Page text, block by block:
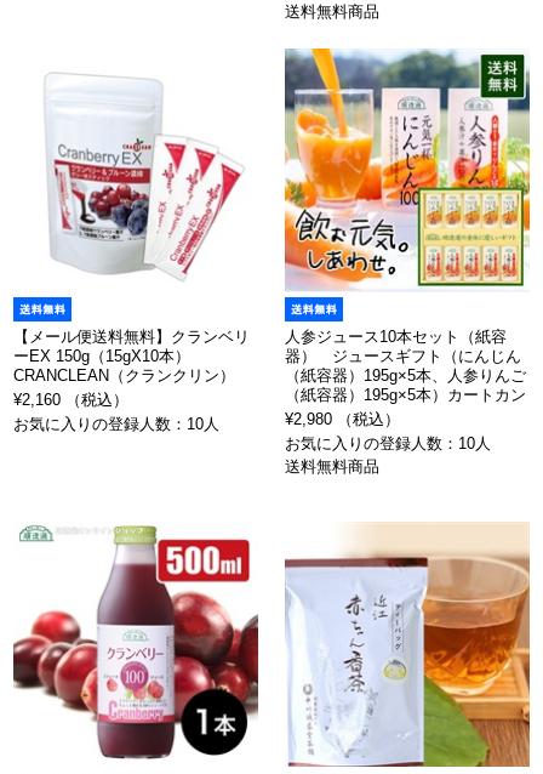
送料無料商品
【メール便送料無料】クランベリ
ーEX 150g（15gX10本）
CRANCLEAN（クランクリン）
¥2,160 （税込）
お気に入りの登録人数：10人
人参ジュース10本セット（紙容
器） ジュースギフト（にんじん
（紙容器）195g×5本、人参りんご
（紙容器）195g×5本）カートカン
¥2,980 （税込）
お気に入りの登録人数：10人
送料無料商品